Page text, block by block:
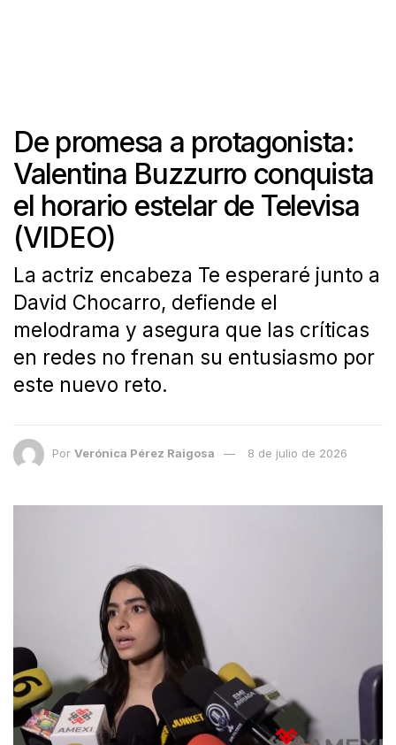
De promesa a protagonista:
Valentina Buzzurro conquista
el horario estelar de Televisa
(VIDEO)
La actriz encabeza Te esperaré junto a
David Chocarro, defiende el
melodrama y asegura que las críticas
en redes no frenan su entusiasmo por
este nuevo reto.
Por Verónica Pérez Raigosa 8 de julio de 2026